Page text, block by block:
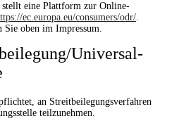
eine Plattform zur Online-
ec.europa.eu/consumers/odr/.
Sie oben im Impressum.
Universal­
an Streitbeilegungsverfahren
teilzunehmen.